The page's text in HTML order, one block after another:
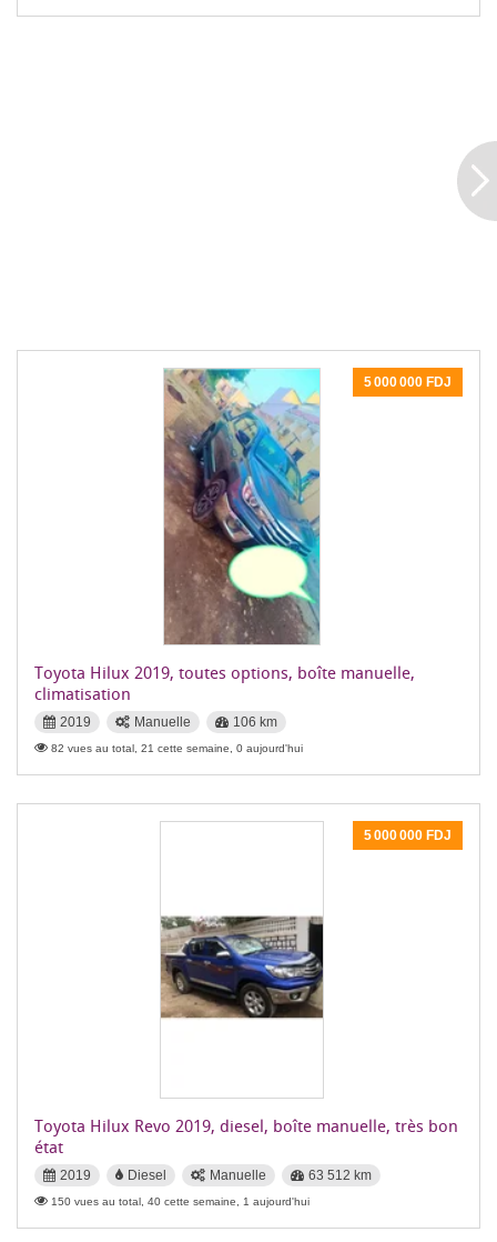
5 000 000 FDJ
Toyota Hilux 2019, toutes options, boîte manuelle,
climatisation
2019 Manuelle 106 km
82 vues au total, 21 cette semaine, 0 aujourd'hui
5 000 000 FDJ
Toyota Hilux Revo 2019, diesel, boîte manuelle, très bon
état
2019 Diesel Manuelle 63 512 km
150 vues au total, 40 cette semaine, 1 aujourd'hui